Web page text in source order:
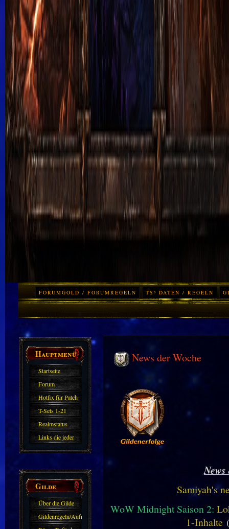
FORUMGOLD / FORUMREGELN TS³ DATEN / REGELN
Hauptmenü
Startseite
Forum
Hotfix für Patch
11.X
T-Sets 1-21
Realmstatus
Links die jeder
kennen sollte?!
Gilde
Über die Gilde
(DAW)
Gildenregeln/Aufnahme
News der Woche
Samiyah's
WoW Midnight Saison 2:
1-Inhalte